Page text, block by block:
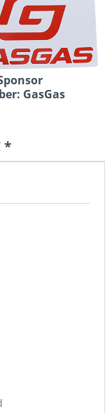
GasGas
*